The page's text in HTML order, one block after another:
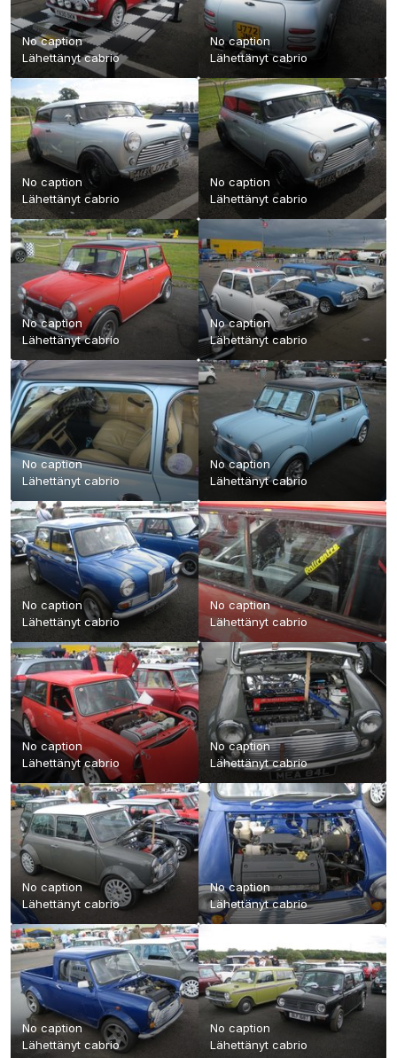
No caption
Lähettänytcabrio
No caption
Lähettänytcabrio
No caption
Lähettänyt cabrio
No caption
Lähettänyt cabrio
No caption
Lähettänytcabrio
No caption
Lähettänyt cabrio
No caption
Lähettänyt cabrio
No caption
Lähettänytcabrio
No caption
Lähettänyt cabrio
No caption
Lähettänyt cabrio
No caption
Lähettänytcabrio
No caption
Lähettänytcabrio
No caption
Lähettänyt cabrio
No caption
Lähettänytcabrio
No caption
Lähettänyt cabrio
No caption
Lähettänyt cabrio